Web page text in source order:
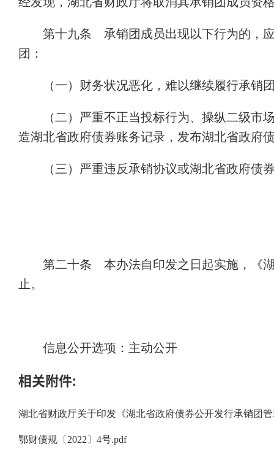
第十九条 承销团成员出现以下行为的，
团：
（一）财务状况恶化，难以继续履行承销
（二）严重不正当投标行为、操纵二级
造湖北省政府债券账务记录，发布湖北省政府
（三）严重违反承销协议或湖北省政府债
第二十条 本办法自印发之日起实施，《
止。
信息公开选项：主动公开
相关附件:
湖北省财政厅关于印发《湖北省政府债券公开发行承销团
鄂财债规〔2022〕4号.pdf